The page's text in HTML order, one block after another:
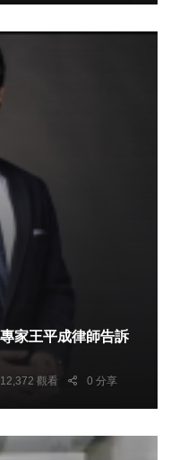
12,372 觀看 0 分享